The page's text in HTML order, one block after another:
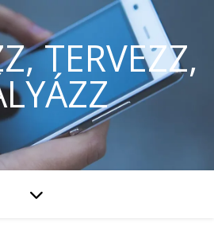
TERVEZZ,